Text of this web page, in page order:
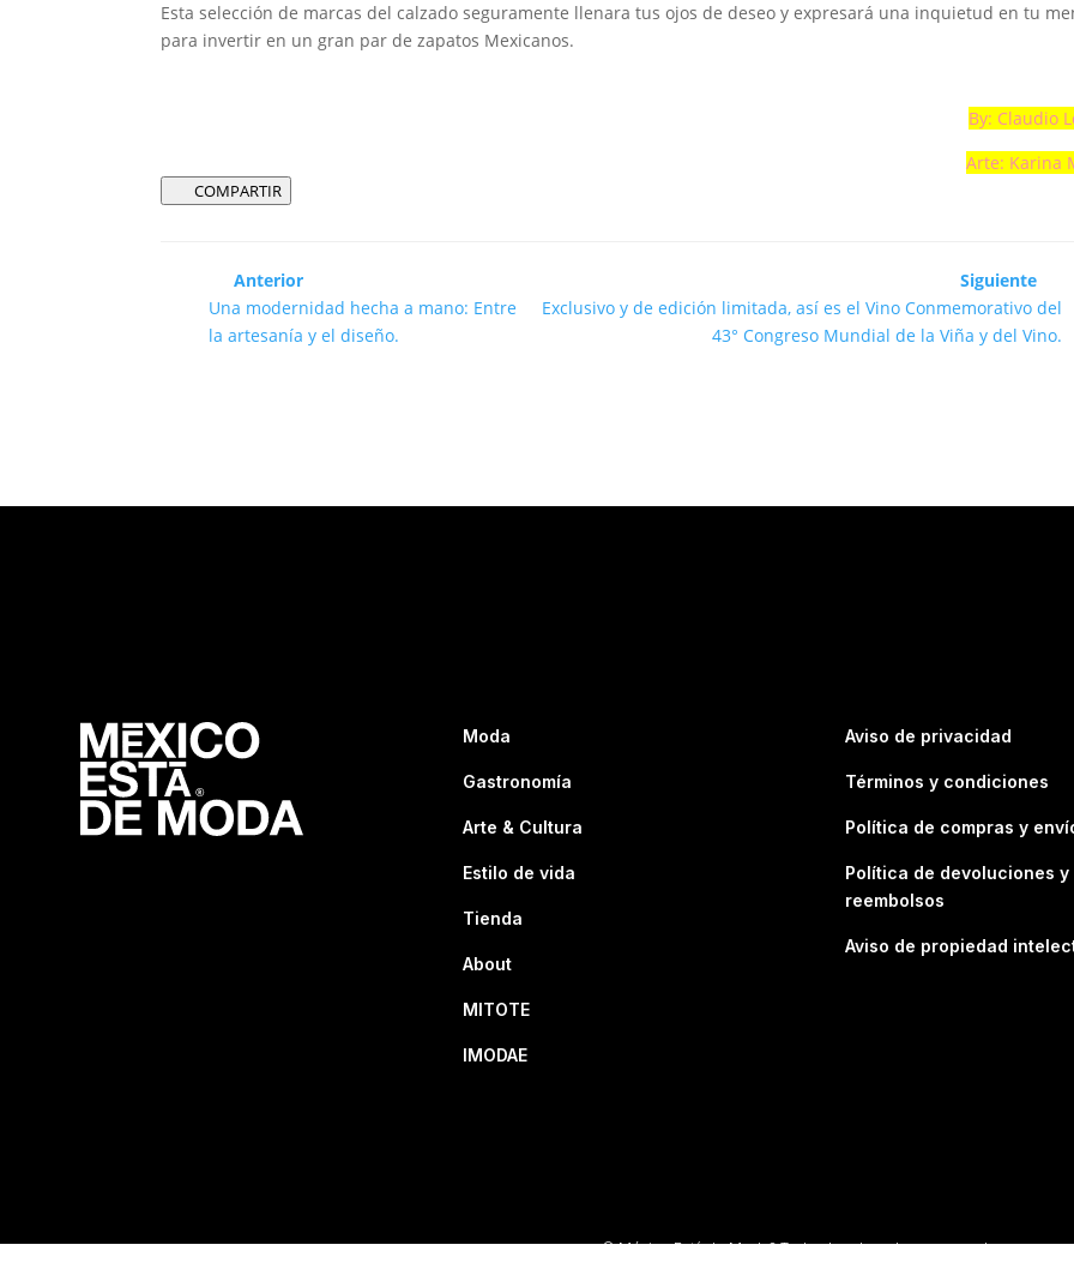
Esta selección de marcas del calzado seguramente llenara tus ojos de deseo y expresará una inquietud en tu
para invertir en un gran par de zapatos Mexicanos.
By: Claudio
Arte: Karina
COMPARTIR
Anterior
Una modernidad hecha a mano: Entre
la artesanía y el diseño.
Siguiente
Exclusivo y de edición limitada, así es el Vino Conmemorativo del
43° Congreso Mundial de la Viña y del Vino.
Moda
Gastronomía
Arte & Cultura
Estilo de vida
Tienda
About
MITOTE
IMODAE
Aviso de privacidad
Términos y condiciones
Política de compras y
Política de devoluciones y
reembolsos
Aviso de propiedad
© México Está de Moda® Todos los derechos reservados.